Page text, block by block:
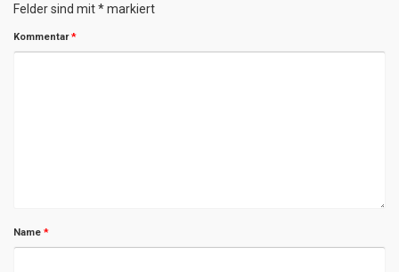
Felder sind mit*markiert
Kommentar*
Name *